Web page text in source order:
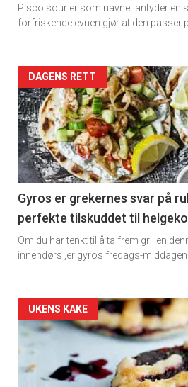
rett
Pisco sour er som navnet antyder en
forfriskende evnen gjør at den passer
Artikler
detail
-
section
11
Dagens
rett
DAGENS RETT
Gyros er grekernes svar på
perfekte tilskuddet til
Om du har tenkt til å ta frem grillen
innendørs ,er gyros fredags-middagen
Artikler
detail
-
UKENS KAKE